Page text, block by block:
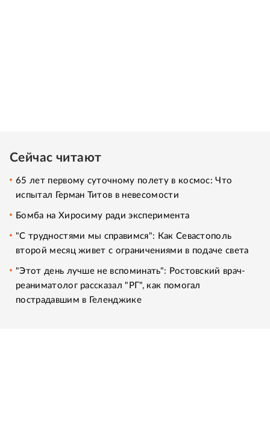
Сейчас читают
65 лет первому суточному полету в космос: Что
испытал Герман Титов в невесомости
Бомба на Хиросиму ради эксперимента
"С трудностями мы справимся": Как Севастополь
второй месяц живет с ограничениями в подаче света
"Этот день лучше не вспоминать": Ростовский врач-
реаниматолог рассказал "РГ", как помогал
пострадавшим в Геленджике